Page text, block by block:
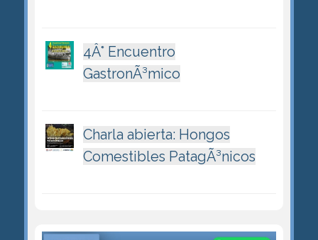
4Â° Encuentro
GastronÃ³mico
Charla abierta: Hongos
Comestibles PatagÃ³nicos